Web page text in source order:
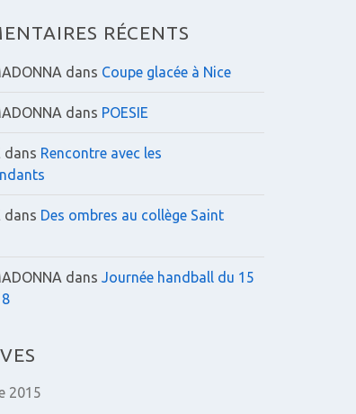
RÉCENTS
dans Coupe glacée à Nice
dans POESIE
dans Rencontre avec les
dans Des ombres au collège Saint
dans Journée handball du 15
2015